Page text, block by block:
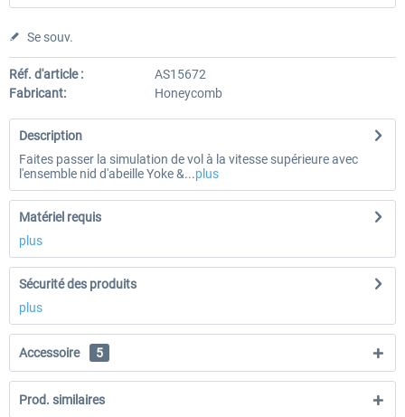
Se souv.
Réf. d'article :
AS15672
Fabricant:
Honeycomb
Description
Faites passer la simulation de vol à la vitesse supérieure avec
l'ensemble nid d'abeille Yoke &...plus
Matériel requis
plus
Sécurité des produits
plus
Accessoire 5
Prod. similaires